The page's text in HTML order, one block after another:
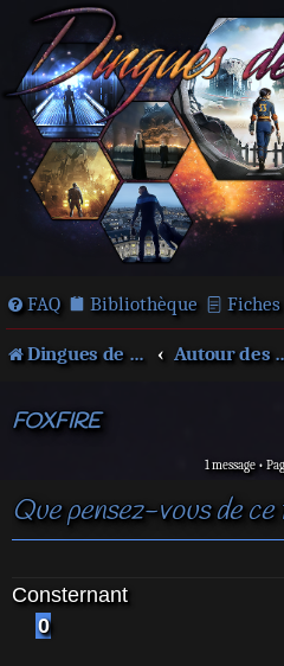
FAQ Bibliothèque Fiches
Dingues de séries télé ! Autour
FOXFIRE
1 message •
Que pensez-vous de ce
Consternant
0